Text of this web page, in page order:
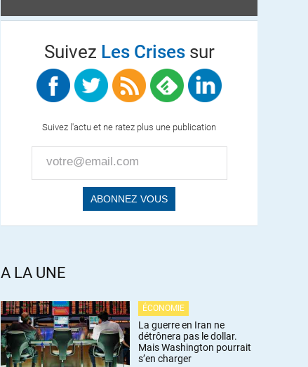
Suivez Les Crisessur
Suivez l'actu et ne ratez plus une publication
A LA UNE
ÉCONOMIE
La guerre en Iran ne
détrônera pas le dollar.
Mais Washington pourrait
s’en charger